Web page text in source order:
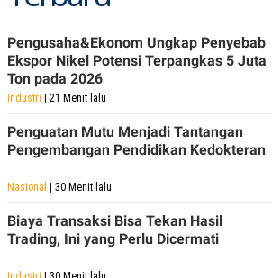
Pengusaha&Ekonom Ungkap Penyebab
Ekspor Nikel Potensi Terpangkas 5 Juta
Ton pada 2026
Industri | 21 Menit lalu
Penguatan Mutu Menjadi Tantangan
Pengembangan Pendidikan Kedokteran
Nasional | 30 Menit lalu
Biaya Transaksi Bisa Tekan Hasil
Trading, Ini yang Perlu Dicermati